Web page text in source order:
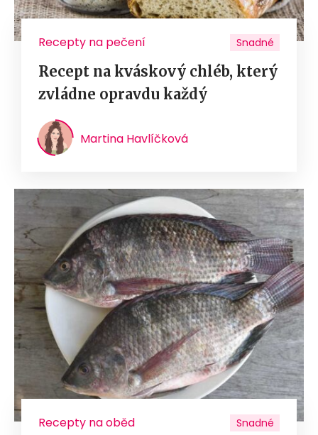
Recepty na pečení Snadné
Recept na kváskový chléb, který
zvládne opravdu každý
Martina Havlíčková
Recepty na oběd Snadné